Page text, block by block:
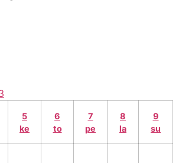
5
ke
6
to
7
pe
8
la
9
su